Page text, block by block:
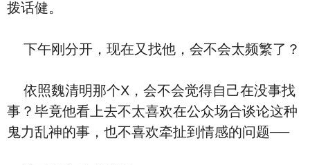
拨话健。
下午刚分开，现在又找他，会不会太频繁了？
依照魏清明那个X，会不会觉得自己在没事找
事？毕竟他看上去不太喜欢在公众场合谈论这种
鬼力乱神的事，也不喜欢牵扯到情感的问题──